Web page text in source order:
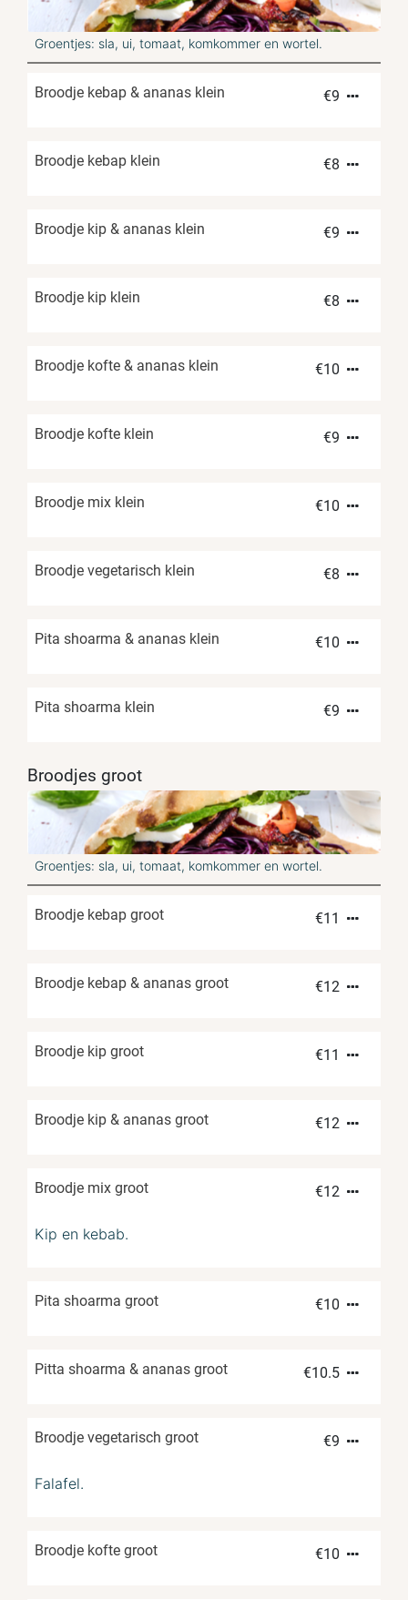
Groentjes: sla, ui, tomaat, komkommer en wortel.
Broodje kebap & ananas klein €9
Broodje kebap klein €8
Broodje kip & ananas klein €9
Broodje kip klein €8
Broodje kofte & ananas klein €10
Broodje kofte klein €9
Broodje mix klein €10
Broodje vegetarisch klein €8
Pita shoarma & ananas klein €10
Pita shoarma klein €9
Broodjes groot
Groentjes: sla, ui, tomaat, komkommer en wortel.
Broodje kebap groot €11
Broodje kebap & ananas groot €12
Broodje kip groot €11
Broodje kip & ananas groot €12
Broodje mix groot €12
Kip en kebab.
Pita shoarma groot €10
Pitta shoarma & ananas groot €10.5
Broodje vegetarisch groot €9
Falafel.
Broodje kofte groot €10